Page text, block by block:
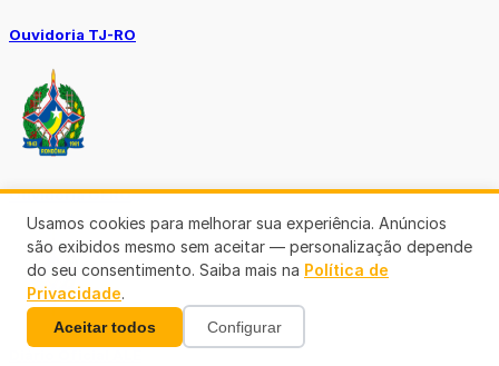
Ouvidoria TJ-RO
Ouvidoria GERO
Usamos cookies para melhorar sua experiência. Anúncios
são exibidos mesmo sem aceitar — personalização depende
do seu consentimento. Saiba mais na Política de
Privacidade.
Aceitar todos Configurar